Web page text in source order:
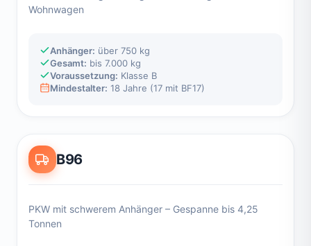
Wohnwagen
Anhänger: über 750 kg
Gesamt: bis 7.000 kg
Voraussetzung: Klasse B
Mindestalter: 18 Jahre (17 mit BF17)
B96
PKW mit schwerem Anhänger – Gespanne bis 4,25
Tonnen